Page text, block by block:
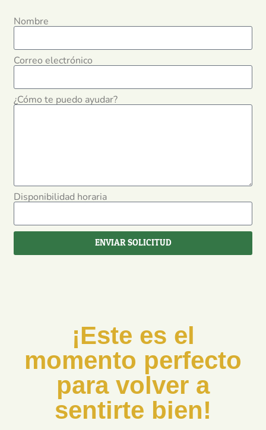
Nombre
Correo electrónico
¿Cómo te puedo ayudar?
Disponibilidad horaria
ENVIAR SOLICITUD
¡Este es el
momento perfecto
para volver a
sentirte bien!